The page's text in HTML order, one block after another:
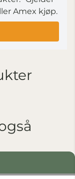
Amex kjøp.